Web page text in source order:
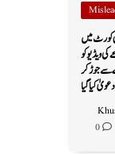
کورٹ میں
ویڈیو کو
جوڑ کر
کیا گیا
0